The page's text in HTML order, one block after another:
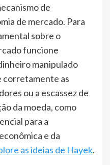
de
de mercado. Para
sobre o
funcione
manipulado
as
ou a escassez de
da moeda, como
para a
e da
as ideias de Hayek.